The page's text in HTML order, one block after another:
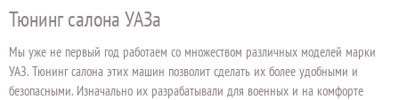
Тюнинг салона УАЗа
Мы уже не первый год работаем со множеством различных моделей марки
УАЗ. Тюнинг салона этих машин позволит сделать их более удобными и
безопасными. Изначально их разрабатывали для военных и на комфорте